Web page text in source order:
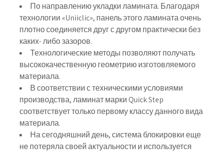
По направлению укладки ламината. Благодаря
технологии «Uniiclic», панель этого ламината очень
плотно соединяется друг с другом практически без
каких- либо зазоров.
Технологические методы позволяют получать
высококачественную геометрию изготовляемого
материала.
В соответствии с техническими условиями
производства, ламинат марки Quick Step
соответствует только первому классу данного вида
материала.
На сегодняшний день, система блокировки еще
не потеряла своей актуальности и используется